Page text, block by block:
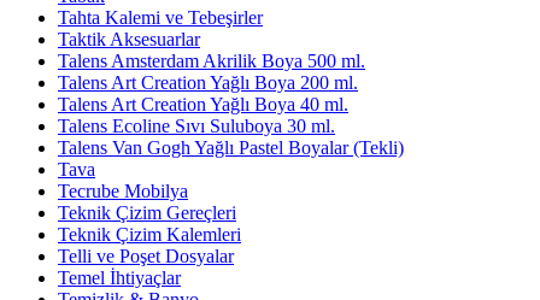
Tahta Kalemi ve Tebeşirler
Taktik Aksesuarlar
Talens Amsterdam Akrilik Boya 500 ml.
Talens Art Creation Yağlı Boya 200 ml.
Talens Art Creation Yağlı Boya 40 ml.
Talens Ecoline Sıvı Suluboya 30 ml.
Talens Van Gogh Yağlı Pastel Boyalar (Tekli)
Tava
Tecrube Mobilya
Teknik Çizim Gereçleri
Teknik Çizim Kalemleri
Telli ve Poşet Dosyalar
Temel İhtiyaçlar